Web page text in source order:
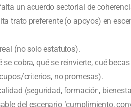
un acuerdo sectorial de
trato preferente (o apoyos) en
(no solo estatutos).
cobra, qué se reinvierte, qué
criterios, no promesas).
(seguridad, formación,
del escenario (cumplimiento,